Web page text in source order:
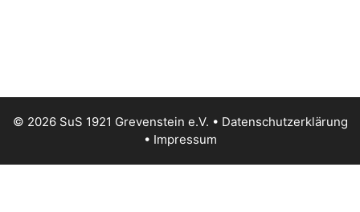
© 2026 SuS 1921 Grevenstein e.V. • Datenschutzerklärung
• Impressum